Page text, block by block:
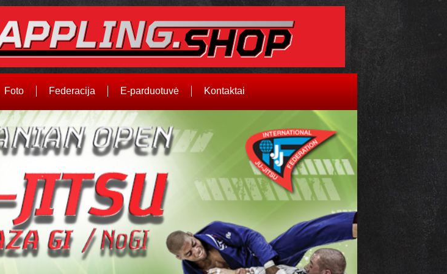
Foto Federacija E-parduotuvė Kontaktai